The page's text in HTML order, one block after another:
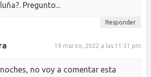
Pregunto...
Responder
19 marzo, 2022 a las 11:51 pm
no voy a comentar esta